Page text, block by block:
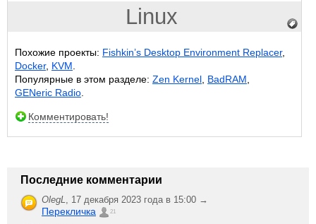
Linux
Похожие проекты: Fishkin’s Desktop Environment Replacer,
Docker, KVM
Популярные в этом разделе: Zen Kernel BadRAM
GENeric Radio
Комментировать!
Последние комментарии
OlegL, 17 декабря 2023 года в 15:00 →
Перекличка 21